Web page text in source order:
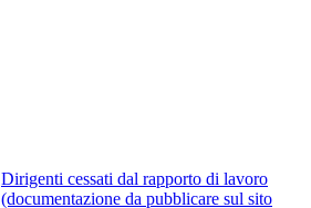
Dirigenti cessati dal rapporto di lavoro
(documentazione da pubblicare sul sito